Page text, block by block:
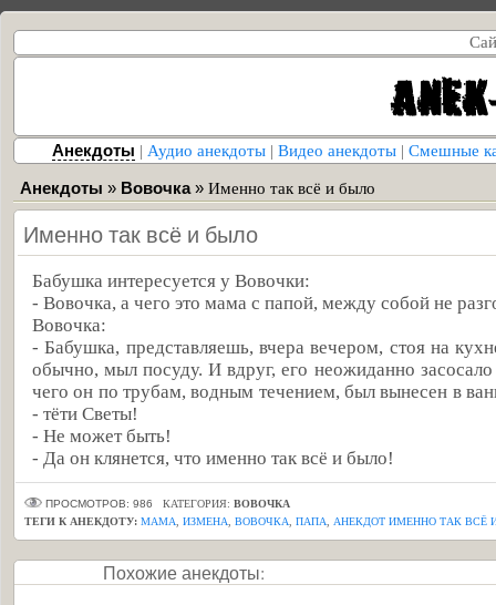
Анекдоты | Аудио анекдоты | Видео анекдоты | Смешные
Анекдоты » Вовочка» Именно так всё и было
Именно так всё и было
Бабушка интересуется у Вовочки:
- Вовочка, а чего это мама с папой, между собой не
Вовочка:
- Бабушка, представляешь, вчера вечером, стоя на
обычно, мыл посуду. И вдруг, его неожиданно
чего он по трубам, водным течением, был вынесен в
- тёти Светы!
- Не может быть!
- Да он клянется, что именно так всё и было!
ПРОСМОТРОВ: 986 КАТЕГОРИЯ: ВОВОЧКА
ТЕГИ К АНЕКДОТУ: МАМА ИЗМЕНА ВОВОЧКА ПАПА АНЕКДОТ ИМЕННО ТАК ВСЁ
Похожие анекдоты: